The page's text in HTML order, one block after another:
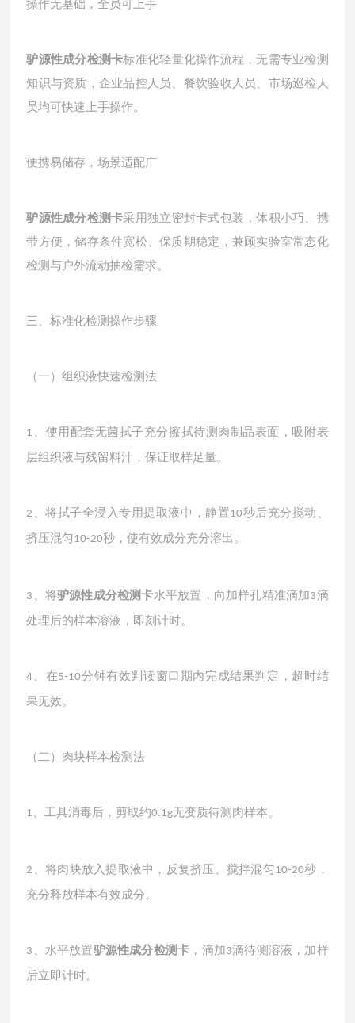
操作无基础，全员可上手
驴源性成分检测卡标准化轻量化操作流程，无需专业检测
知识与资质，企业品控人员、餐饮验收人员、市场巡检人
员均可快速上手操作。
便携易储存，场景适配广
驴源性成分检测卡采用独立密封卡式包装，体积小巧、携
带方便，储存条件宽松、保质期稳定，兼顾实验室常态化
检测与户外流动抽检需求。
三、标准化检测操作步骤
（一）组织液快速检测法
1
、使用配套无菌拭子充分擦拭待测肉制品表面，吸附表
层组织液与残留料汁，保证取样足量。
2 、将拭子全浸入专用提取液中，静置10秒后充分搅动、
挤压混匀10-20秒，使有效成分充分溶出。
3 、将驴源性成分检测卡水平放置，向加样孔精准滴加3滴
处理后的样本溶液，即刻计时。
4 、在5-10分钟有效判读窗口期内完成结果判定，超时结
果无效。
（二）肉块样本检测法
1 、工具消毒后，剪取约0.1g无变质待测肉样本。
2 、将肉块放入提取液中，反复挤压、搅拌混匀10-20秒，
充分释放样本有效成分。
3 、水平放置驴源性成分检测卡 ，滴加3滴待测溶液，加样
后立即计时。